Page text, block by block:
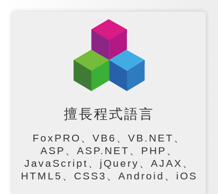
擅長程式語言
FoxPRO、VB6、VB.NET、
ASP、ASP.NET、PHP、
JavaScript、jQuery、AJAX、
HTML5、CSS3、Android、iOS